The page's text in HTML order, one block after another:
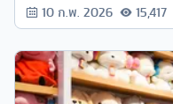
10 ก.พ. 2026 15,417